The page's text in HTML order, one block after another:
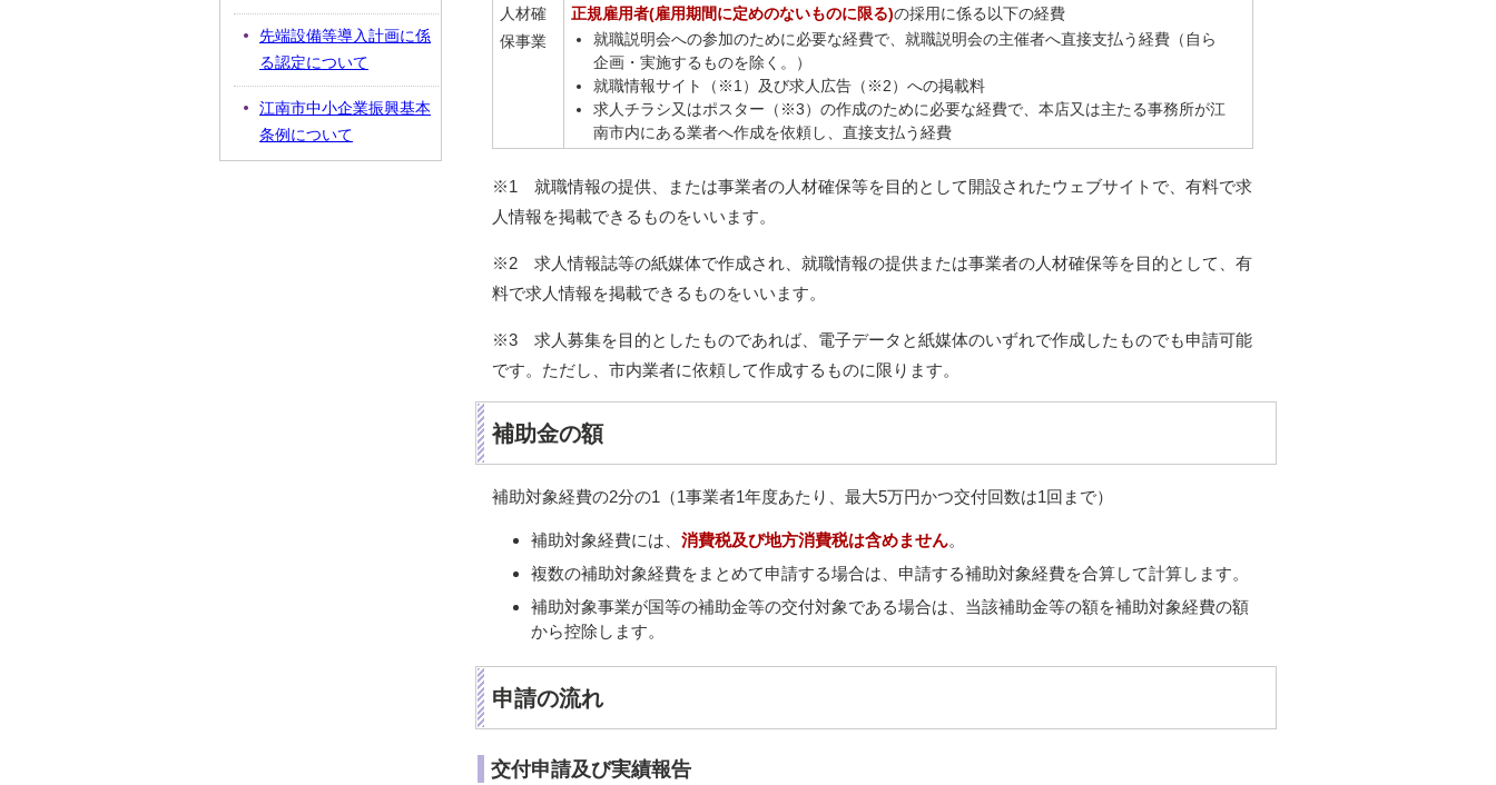
人材確
保事業
正規雇用者(雇用期間に定めのないものに限る)の採用に係る以下の経費
就職説明会への参加のために必要な経費で、就職説明会の主催者へ直接支払う経費（自ら
企画・実施するものを除く。）
就職情報サイト（※1）及び求人広告（※2）への掲載料
求人チラシ又はポスター（※3）の作成のために必要な経費で、本店又は主たる事務所が江
南市内にある業者へ作成を依頼し、直接支払う経費
※1 就職情報の提供、または事業者の人材確保等を目的として開設されたウェブサイトで、有料で求
人情報を掲載できるものをいいます。
※2 求人情報誌等の紙媒体で作成され、就職情報の提供または事業者の人材確保等を目的として、有
料で求人情報を掲載できるものをいいます。
※3 求人募集を目的としたものであれば、電子データと紙媒体のいずれで作成したものでも申請可能
です。ただし、市内業者に依頼して作成するものに限ります。
補助金の額
補助対象経費の2分の1（1事業者1年度あたり、最大5万円かつ交付回数は1回まで）
補助対象経費には、 消費税及び地方消費税は含めません。
複数の補助対象経費をまとめて申請する場合は、申請する補助対象経費を合算して計算します。
補助対象事業が国等の補助金等の交付対象である場合は、当該補助金等の額を補助対象経費の額
から控除します。
申請の流れ
交付申請及び実績報告
先端設備等導入計画に係
る認定について
江南市中小企業振興基本
条例について